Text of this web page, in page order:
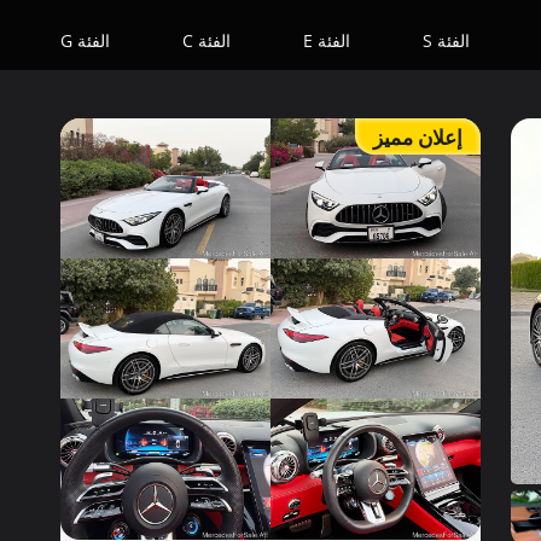
الفئة S الفئة E الفئة C الفئة G
إعلان مميز